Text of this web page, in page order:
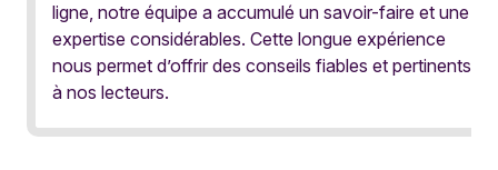
ligne, notre équipe a accumulé un savoir-faire et une
expertise considérables. Cette longue expérience
nous permet d’offrir des conseils fiables et pertinents
à nos lecteurs.